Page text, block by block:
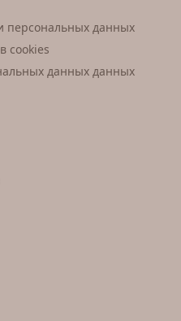
персональных данных
cookies
данных данных